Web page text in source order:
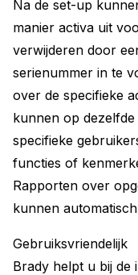
Na de set-up
manier activa uit
verwijderen door
serienummer in te
over de specifieke
kunnen op
specifieke
functies of
Rapporten over
kunnen
Gebruiksvriendelijk
Brady helpt u bij de